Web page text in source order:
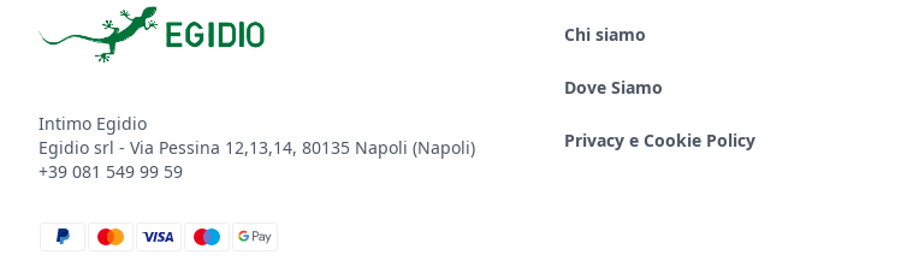
Intimo Egidio
Egidio srl - Via Pessina 12,13,14, 80135 Napoli (Napoli)
+39 081 549 99 59
paypal
mastercard
visa
maestro
google_pay
Chi siamo
Dove Siamo
Privacy e Cookie Policy